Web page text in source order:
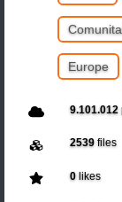
Europe
9.101.012
2539files
0likes